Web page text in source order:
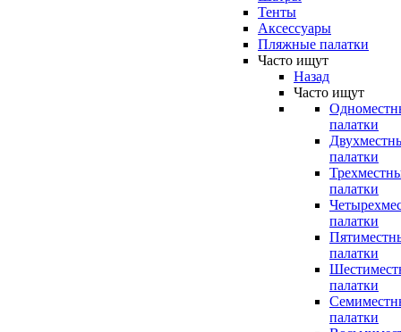
Тенты
Аксессуары
Пляжные палатки
Часто ищут
Назад
Часто ищут
палатки
палатки
палатки
палатки
палатки
палатки
палатки